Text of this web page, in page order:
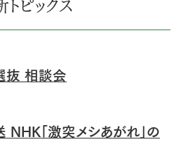
ピックス
抜 相談会
「激突メシあがれ」の